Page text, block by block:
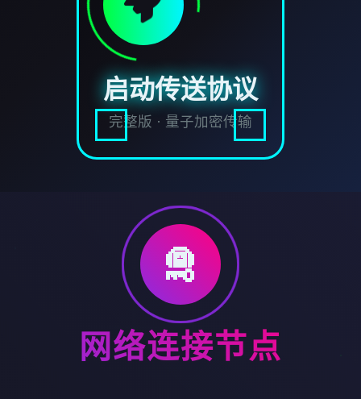
启动传送协议
完整版 · 量子加密传输
🛅
网络连接节点